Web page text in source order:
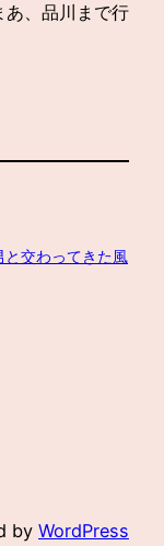
あ、品川まで行
交わってきた風
by WordPress